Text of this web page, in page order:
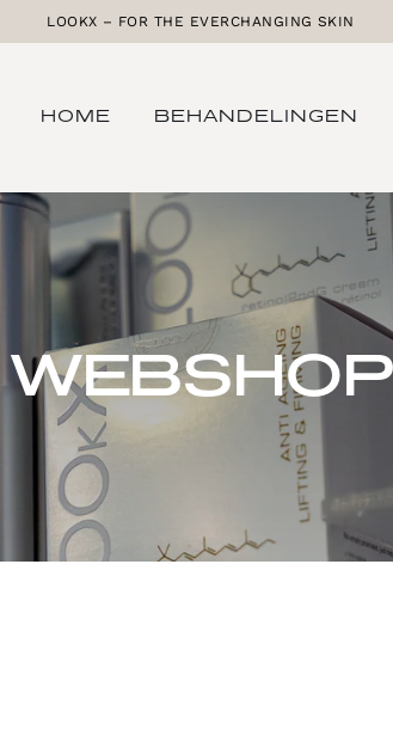
LOOKX – FOR THE EVERCHANGING SKIN
HOME BEHANDELINGEN
WEBSHOP